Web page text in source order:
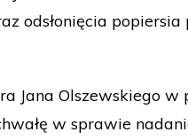
odsłonięcia
Jana Olszewskiego
w sprawie